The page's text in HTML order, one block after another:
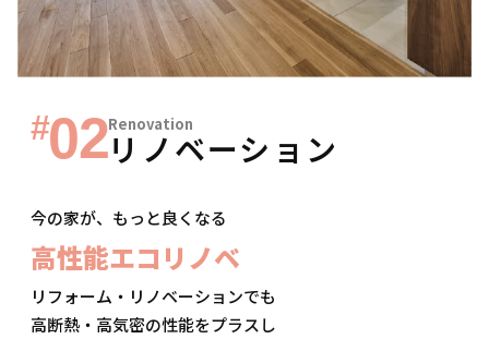
#02リノベーション
Renovation
今の家が、もっと良くなる
高性能エコリノベ
リフォーム・リノベーションでも
高断熱・高気密の性能をプラスし